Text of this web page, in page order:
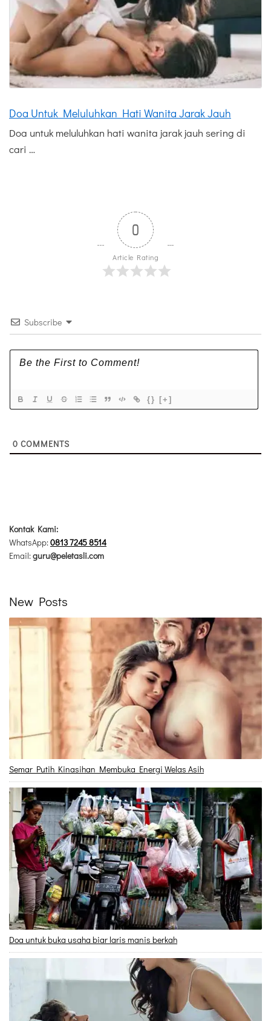
Doa Untuk Meluluhkan Hati Wanita Jarak Jauh
Doa untuk meluluhkan hati wanita jarak jauh sering di
cari …
0
Article Rating
Subscribe
{} [+]
0 COMMENTS
Kontak Kami:
WhatsApp:0813 7245 8514
Email:guru@peletasli.com
New Posts
Semar Putih Kinasihan Membuka Energi Welas Asih
Doa untuk buka usaha biar laris manis berkah